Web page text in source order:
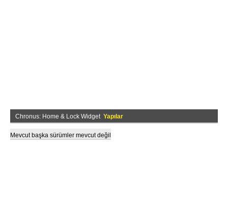
Chronus: Home & Lock Widget Yapılar
Mevcut başka sürümler mevcut değil